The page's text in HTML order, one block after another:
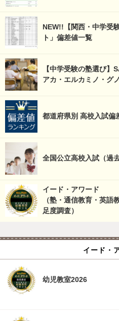
NEW!!【関西・中学受
ト」偏差値一覧
【中学受験の塾選び】
アカ・エルカミノ・グ
都道府県別 高校入試偏
全国公立高校入試（過
イード・アワード
（塾・通信教育・英語
足度調査）
イード・
幼児教室2026